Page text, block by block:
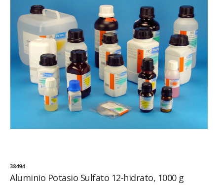
38494
Aluminio Potasio Sulfato 12-hidrato, 1000 g